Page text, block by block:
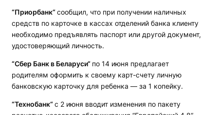
“Приорбанк“сообщил, что при получении наличных
средств по карточке в кассах отделений банка клиенту
необходимо предъявлять паспорт или другой документ,
удостоверяющий личность.
“Сбер Банк в Беларуси“ по 14 июня предлагает
родителям оформить к своему карт-счету личную
банковскую карточку для ребенка — за 1 копейку.
“Технобанк“с 2 июня вводит изменения по пакету